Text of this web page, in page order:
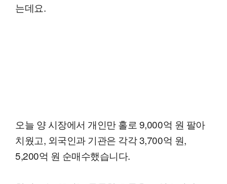
는데요.
오늘 양 시장에서 개인만 홀로 9,000억 원 팔아
치웠고, 외국인과 기관은 각각 3,700억 원,
5,200억 원 순매수했습니다.